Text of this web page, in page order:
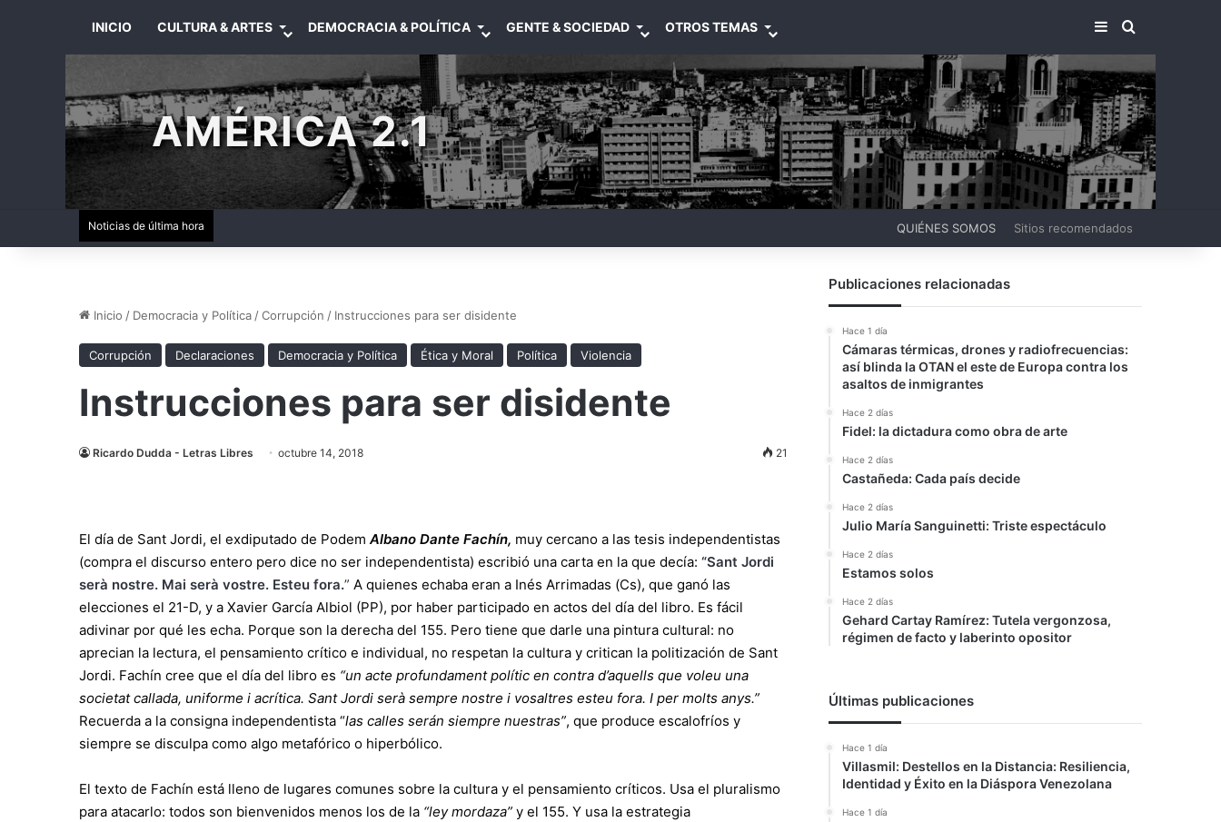
INICIO CULTURA & ARTES DEMOCRACIA & POLÍTICA GENTE & SOCIEDAD OTROS TEMAS BARRA LATERAL
BUSCAR
AMÉRICA 2.1
Noticias de última hora QUIÉNES SOMOS Sitios recomendados
Inicio / Democracia y Política /Corrupción / Instrucciones para ser disidente
Corrupción Declaraciones Democracia y Política Ética y Moral Política Violencia
Instrucciones para ser disidente
Ricardo Dudda - Letras Libres octubre 14, 2018 21
El día de Sant Jordi, el exdiputado de PodemAlbano Dante Fachín, muy cercano a las tesis independentistas
(compra el discurso entero pero dice no ser independentista) escribió una carta en la que decía: “Sant Jordi
serà nostre. Mai serà vostre. Esteu fora.” A quienes echaba eran a Inés Arrimadas (Cs), que ganó las
elecciones el 21-D, y a Xavier García Albiol (PP), por haber participado en actos del día del libro. Es fácil
adivinar por qué les echa. Porque son la derecha del 155. Pero tiene que darle una pintura cultural: no
aprecian la lectura, el pensamiento crítico e individual, no respetan la cultura y critican la politización de Sant
Jordi. Fachín cree que el día del libro es “un acte profundament polític en contra d’aquells que voleu una
societat callada, uniforme i acrítica. Sant Jordi serà sempre nostre i vosaltres esteu fora. I per molts anys.”
Recuerda a la consigna independentista “las calles serán siempre nuestras”, que produce escalofríos y
siempre se disculpa como algo metafórico o hiperbólico.
El texto de Fachín está lleno de lugares comunes sobre la cultura y el pensamiento críticos. Usa el pluralismo
para atacarlo: todos son bienvenidos menos los de la “ley mordaza” y el 155. Y usa la estrategia
Publicaciones relacionadas
Hace 1 día
Cámaras térmicas, drones y radiofrecuencias:
así blinda la OTAN el este de Europa contra los
asaltos de inmigrantes
Hace 2 días
Fidel: la dictadura como obra de arte
Hace 2 días
Castañeda: Cada país decide
Hace 2 días
Julio María Sanguinetti: Triste espectáculo
Hace 2 días
Estamos solos
Hace 2 días
Gehard Cartay Ramírez: Tutela vergonzosa,
régimen de facto y laberinto opositor
Últimas publicaciones
Hace 1 día
Villasmil: Destellos en la Distancia: Resiliencia,
Identidad y Éxito en la Diáspora Venezolana
Hace 1 día